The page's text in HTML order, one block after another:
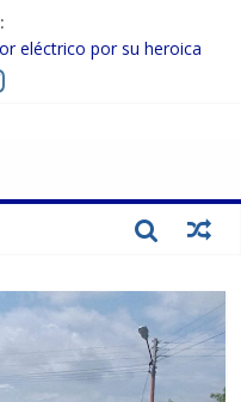
eléctrico por su heroica
con el sector privado para
en instalaciones del SEN
para fortalecer el SEN